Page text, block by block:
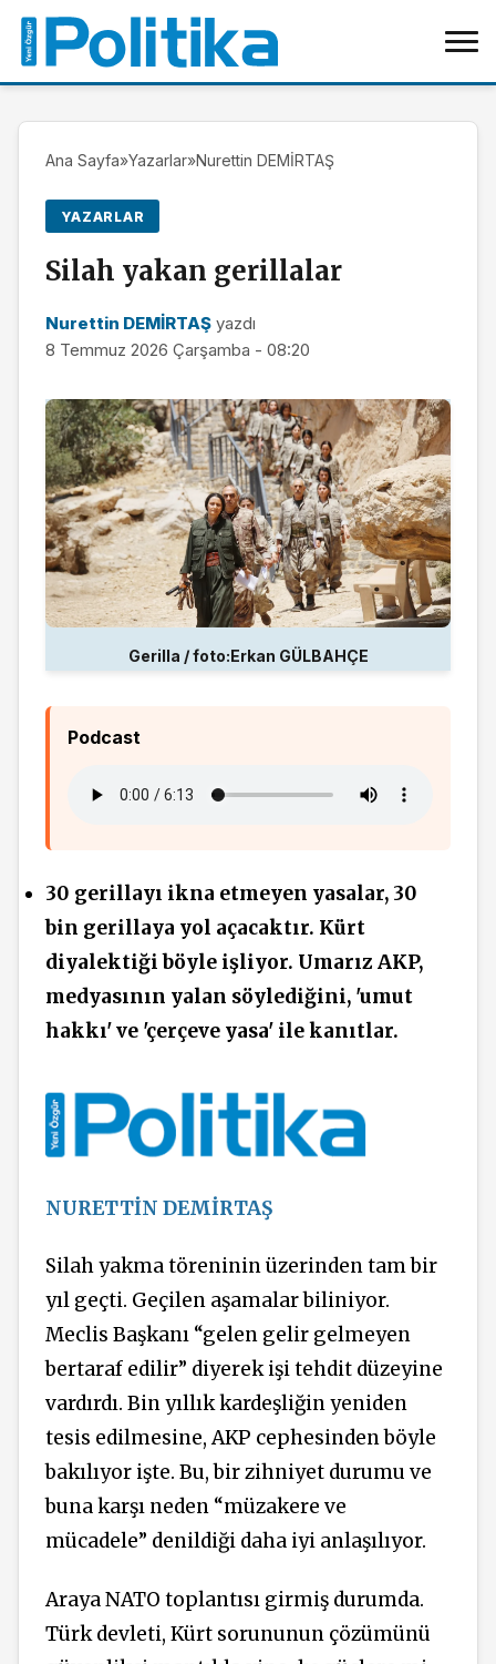
Ana Sayfa»Yazarlar»Nurettin DEMİRTAŞ
YAZARLAR
Silah yakan gerillalar
Nurettin DEMİRTAŞ yazdı
8 Temmuz 2026 Çarşamba - 08:20
Gerilla / foto:Erkan GÜLBAHÇE
Podcast
30 gerillayı ikna etmeyen yasalar, 30
bin gerillaya yol açacaktır. Kürt
diyalektiği böyle işliyor. Umarız AKP,
medyasının yalan söylediğini, 'umut
hakkı' ve 'çerçeve yasa' ile kanıtlar.
NURETTİN DEMİRTAŞ
Silah yakma töreninin üzerinden tam bir
yıl geçti. Geçilen aşamalar biliniyor.
Meclis Başkanı “gelen gelir gelmeyen
bertaraf edilir” diyerek işi tehdit düzeyine
vardırdı. Bin yıllık kardeşliğin yeniden
tesis edilmesine, AKP cephesinden böyle
bakılıyor işte. Bu, bir zihniyet durumu ve
buna karşı neden “müzakere ve
mücadele” denildiği daha iyi anlaşılıyor.
Araya NATO toplantısı girmiş durumda.
Türk devleti, Kürt sorununun çözümünü